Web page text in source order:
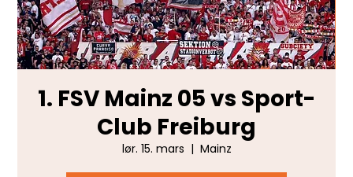
1. FSV Mainz 05 vs Sport-
Club Freiburg
lør. 15. mars
  |
Mainz